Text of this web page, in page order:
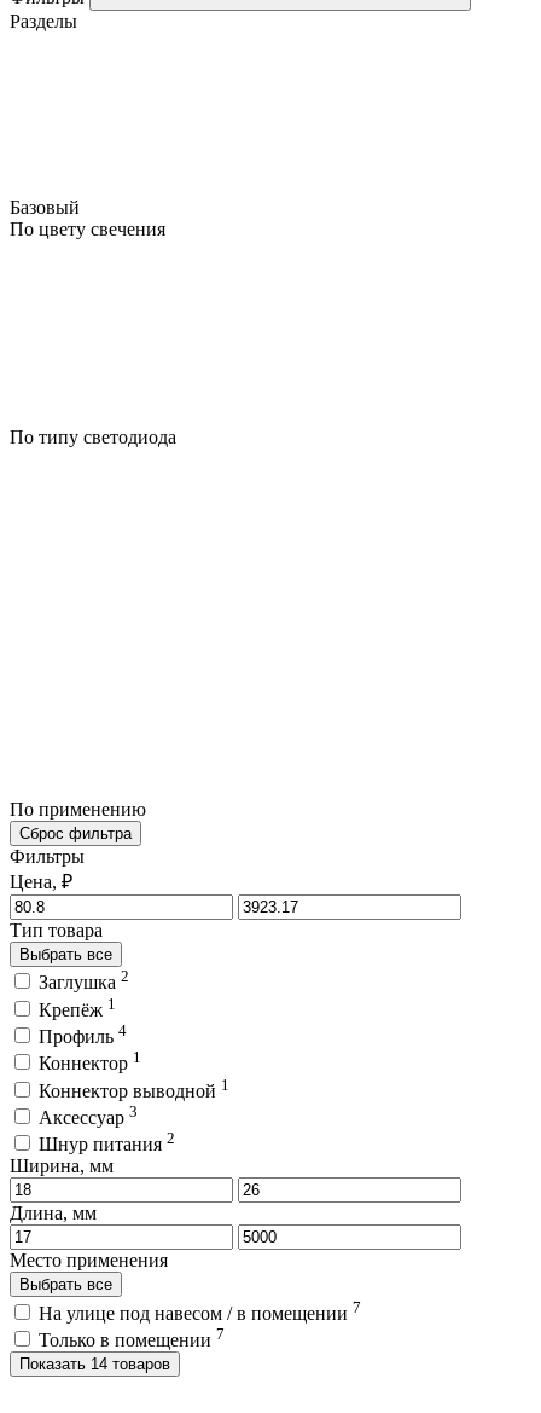
Разделы
Базовый
По цвету свечения
По типу светодиода
По применению
Сброс фильтра
Фильтры
Цена, ₽
Тип товара
Выбрать все
Заглушка 2
Крепёж 1
Профиль 4
Коннектор 1
Коннектор выводной 1
Аксессуар 3
Шнур питания 2
Ширина, мм
Длина, мм
Место применения
Выбрать все
На улице под навесом / в помещении 7
Только в помещении 7
Показать 14 товаров